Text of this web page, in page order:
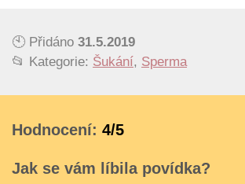
🕙 Přidáno 31.5.2019
📂 Kategorie: Šukání, Sperma
Hodnocení: 4/5
Jak se vám líbila povídka?